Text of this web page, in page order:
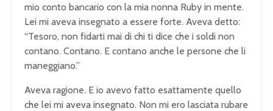
mio conto bancario con la mia nonna Ruby in mente.
Lei mi aveva insegnato a essere forte. Aveva detto:
“Tesoro, non fidarti mai di chi ti dice che i soldi non
contano. Contano. E contano anche le persone che li
maneggiano.”
Aveva ragione. E io avevo fatto esattamente quello
che lei mi aveva insegnato. Non mi ero lasciata rubare